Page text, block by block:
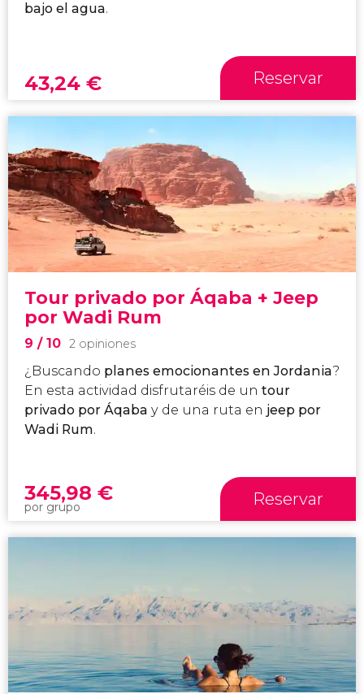
bajo el agua.
43,24 € Reservar
Tour privado por Áqaba + Jeep
por Wadi Rum
9 / 10 2 opiniones
¿Buscando planes emocionantes en Jordania?
En esta actividad disfrutaréis de un tour
privado por Áqaba y de una ruta en jeep por
Wadi Rum.
345,98 €
por grupo Reservar